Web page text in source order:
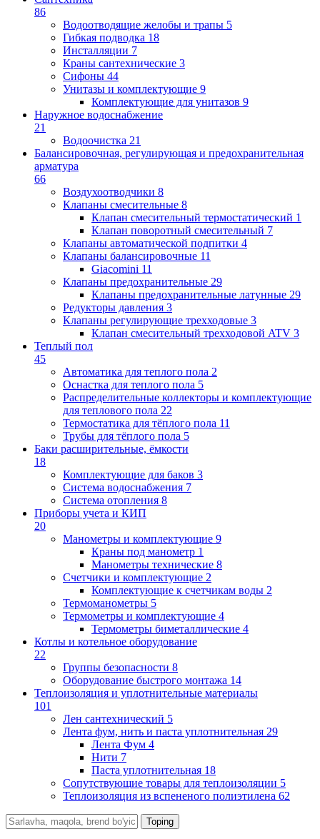
86
Водоотводящие желобы и трапы 5
Гибкая подводка 18
Инсталляции 7
Краны сантехнические 3
Сифоны 44
Унитазы и комплектующие 9
Комплектующие для унитазов 9
Наружное водоснабжение
21
Водоочистка 21
Балансировочная, регулирующая и предохранительная
арматура
66
Воздухоотводчики 8
Клапаны cмесительные 8
Клапан cмесительный термостатический 1
Клапан поворотный cмесительный 7
Клапаны автоматической подпитки 4
Клапаны балансировочные 11
Giacomini 11
Клапаны предохранительные 29
Клапаны предохранительные латунные 29
Редукторы давления 3
Клапаны регулирующие трехходовые 3
Клапан смесительный трехходовой ATV 3
Теплый пол
45
Автоматика для теплого пола 2
Оснастка для теплого пола 5
Распределительные коллекторы и комплектующие
для теплового пола 22
Термостатика для тёплого пола 11
Трубы для тёплого пола 5
Баки расширительные, ёмкости
18
Комплектующие для баков 3
Система водоснабжения 7
Система отопления 8
Приборы учета и КИП
20
Манометры и комплектующие 9
Краны под манометр 1
Манометры технические 8
Счетчики и комплектующие 2
Комплектующие к счетчикам воды 2
Термоманометры 5
Термометры и комплектующие 4
Термометры биметаллические 4
Котлы и котельное оборудование
22
Группы безопасности 8
Оборудование быстрого монтажа 14
Теплоизоляция и уплотнительные материалы
101
Лен сантехнический 5
Лента фум, нить и паста уплотнительная 29
Лента Фум 4
Нити 7
Паста уплотнительная 18
Сопутствующие товары для теплоизоляции 5
Теплоизоляция из вспененого полиэтилена 62